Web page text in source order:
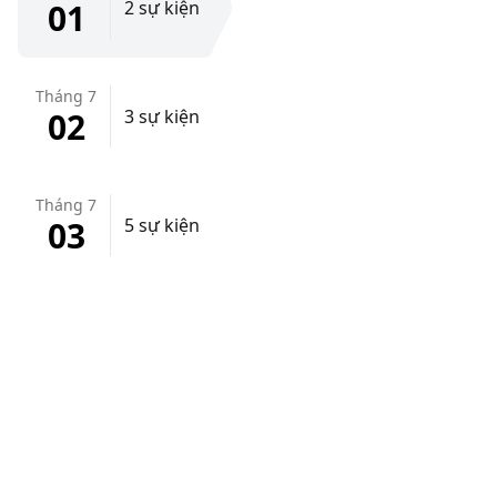
01 2 sự kiện
Tháng 7
02 3 sự kiện
Tháng 7
03 5 sự kiện